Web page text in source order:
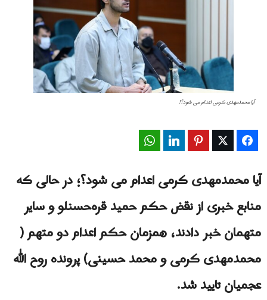
آیا محمدمهدی کرمی اعدام می شود؟!
Facebook
Twitter
Pinterest
LinkedIn
آیا محمدمهدى کرمى اعدام می شود؟؛ در حالی که
منابع خبری از نقض حکم حمید قره‌حسنلو و سایر
متهمان خبر دادند، همزمان حکم اعدام دو متهم (
محمدمهدی کرمی و محمد حسینی) پرونده روح الله
عجمیان تایید شد.